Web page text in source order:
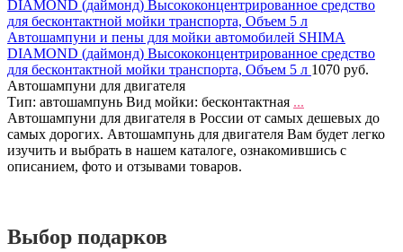
Автошампуни и пены для мойки автомобилей SHIMA
DIAMOND (даймонд) Высококонцентрированное средство
для бесконтактной мойки транспорта, Объем 5 л 1070 руб.
Автошампуни для двигателя
Тип: автошампунь Вид мойки: бесконтактная ...
Автошампуни для двигателя в России от самых дешевых до
самых дорогих. Автошампунь для двигателя Вам будет легко
изучить и выбрать в нашем каталоге, ознакомившись с
описанием, фото и отзывами товаров.
Выбор подарков